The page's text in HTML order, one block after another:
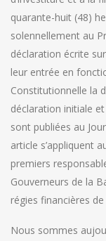
quarante-huit (48)
solennellement au
déclaration écrite
leur entrée en
Constitutionnelle la
déclaration initiale
sont publiées au
article s’appliquent
premiers
Gouverneurs de la
régies financières de
Nous sommes